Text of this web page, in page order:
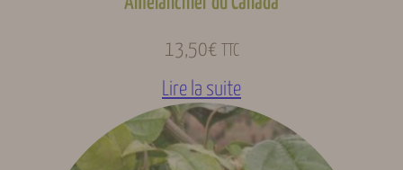
13,50€ TTC
Lire la suite